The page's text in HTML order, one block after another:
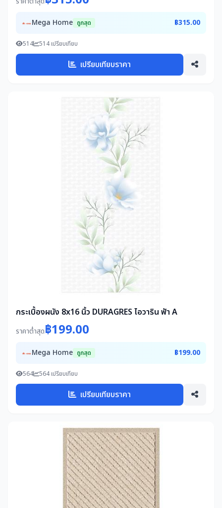
Mega Home ถูกสุด ฿315.00
514 514 เปรียบเทียบ
เปรียบเทียบราคา
กระเบื้องผนัง 8x16 นิ้ว DURAGRES ไอวาริน ฟ้า A
ราคาต่ำสุด฿199.00
Mega Home ถูกสุด ฿199.00
564 564 เปรียบเทียบ
เปรียบเทียบราคา